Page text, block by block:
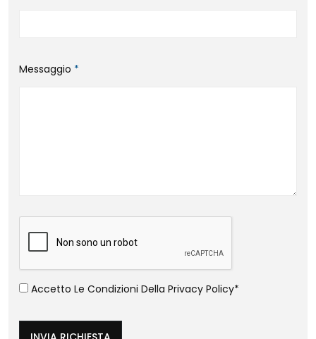
Messaggio *
Accetto Le Condizioni Della Privacy Policy*